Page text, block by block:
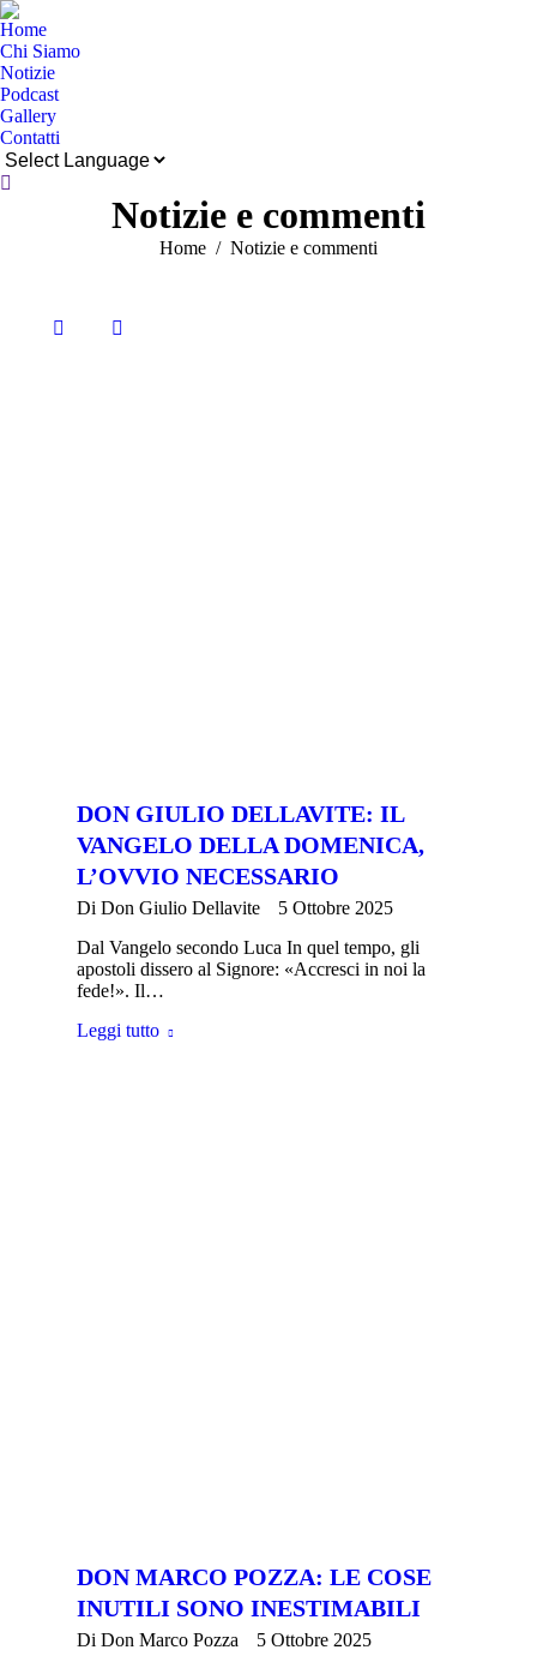
Home
Chi Siamo
Notizie
Podcast
Gallery
Contatti
Cerca:
Notizie e commenti
Tu sei qui:
Home Notizie e commenti
DON GIULIO DELLAVITE: IL
VANGELO DELLA DOMENICA,
L’OVVIO NECESSARIO
Di Don Giulio Dellavite
5 Ottobre 2025
Dal Vangelo secondo Luca In quel tempo, gli
apostoli dissero al Signore: «Accresci in noi la
fede!». Il…
Leggi tutto
DON MARCO POZZA: LE COSE
INUTILI SONO INESTIMABILI
Di Don Marco Pozza
5 Ottobre 2025